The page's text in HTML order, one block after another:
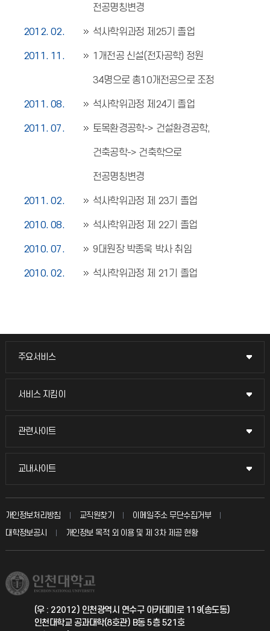
전공명칭변경
2012. 02. 석사학위과정 제25기 졸업
2011. 11. 1개전공 신설(전자공학) 정원
34명으로 총10개전공으로 조정
2011. 08. 석사학위과정 제24기 졸업
2011. 07. 토목환경공학-> 건설환경공학,
건축공학-> 건축학으로
전공명칭변경
2011. 02. 석사학위과정 제 23기 졸업
2010. 08. 석사학위과정 제 22기 졸업
2010. 07. 9대원장 박종욱 박사 취임
2010. 02. 석사학위과정 제 21기 졸업
주요서비스
주요서비스
교무회의방송
입학안내
취업정보(학생)
서비스 지킴이
서비스 지킴이
묻고 답하기
칭찬마당
학생서비스 지킴이
관련사이트
관련사이트
국방헬프콜
총동문회
교내사이트
교내사이트
교수회
교육혁신본부
국제지원과
공자아카데미
개인정보처리방침 교직원찾기
이메일주소 무단수집거부
대학정보공시
개인정보 목적 외 이용 및 제 3차 제공 현황
(우 : 22012) 인천광역시 연수구 아카데미로 119(송도동)
인천대학교 공과대학(8호관) B동 5층 521호